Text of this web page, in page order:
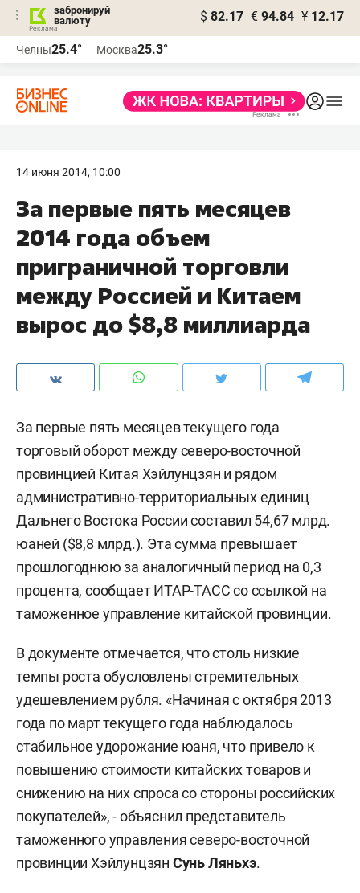
забронируй
валюту
$ 82.17 € 94.84 ¥ 12.17
Челны25.4° Москва25.3°
14 июня 2014, 10:00
За первые пять месяцев
2014 года объем
приграничной торговли
между Россией и Китаем
вырос до $8,8 миллиарда
За первые пять месяцев текущего года
торговый оборот между северо-восточной
провинцией Китая Хэйлунцзян и рядом
административно-территориальных единиц
Дальнего Востока России составил 54,67 млрд.
юаней ($8,8 млрд.). Эта сумма превышает
прошлогоднюю за аналогичный период на 0,3
процента, сообщает ИТАР-ТАСС со ссылкой на
таможенное управление китайской провинции.
В документе отмечается, что столь низкие
темпы роста обусловлены стремительных
удешевлением рубля. «Начиная с октября 2013
года по март текущего года наблюдалось
стабильное удорожание юаня, что привело к
повышению стоимости китайских товаров и
снижению на них спроса со стороны российских
покупателей», - объяснил представитель
таможенного управления северо-восточной
провинции Хэйлунцзян Сунь Ляньхэ.